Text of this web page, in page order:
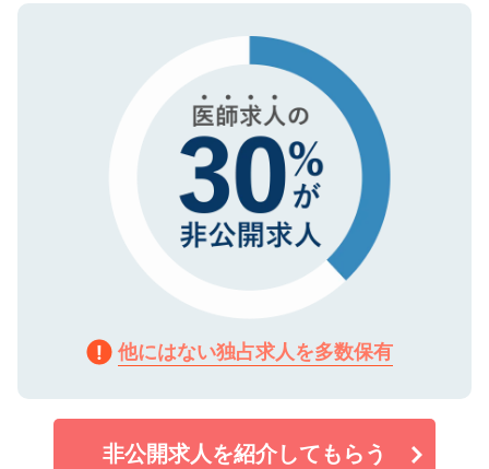
で、機密保持に関してもご安心ください。
ので、まずはご登録ください。
他にはない独占求人を多数保有
非公開求人を紹介してもらう